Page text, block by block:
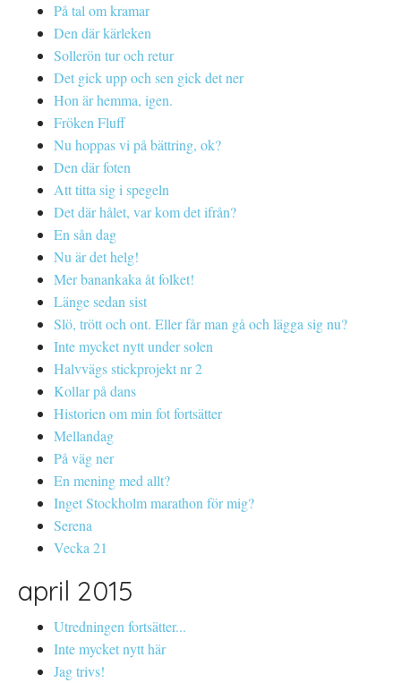
På tal om kramar
Den där kärleken
Sollerön tur och retur
Det gick upp och sen gick det ner
Hon är hemma, igen.
Fröken Fluff
Nu hoppas vi på bättring, ok?
Den där foten
Att titta sig i spegeln
Det där hålet, var kom det ifrån?
En sån dag
Nu är det helg!
Mer banankaka åt folket!
Länge sedan sist
Slö, trött och ont. Eller får man gå och lägga sig nu?
Inte mycket nytt under solen
Halvvägs stickprojekt nr 2
Kollar på dans
Historien om min fot fortsätter
Mellandag
På väg ner
En mening med allt?
Inget Stockholm marathon för mig?
Serena
Vecka 21
april 2015
Utredningen fortsätter...
Inte mycket nytt här
Jag trivs!